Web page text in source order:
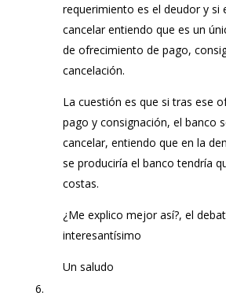
requerimiento es el deudor y si
cancelar entiendo que es un
de ofrecimiento de pago,
cancelación.
La cuestión es que si tras ese
pago y consignación, el banco
cancelar, entiendo que en la
se produciría el banco tendría
costas.
¿Me explico mejor así?, el
interesantísimo
Un saludo